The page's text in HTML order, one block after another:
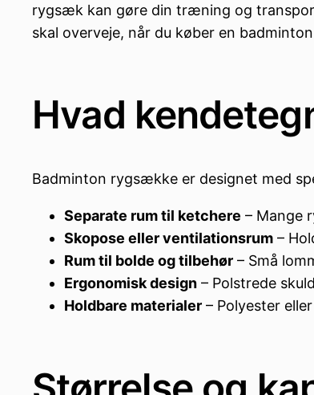
rygsæk kan gøre din træning og
skal overveje, når du køber en
Hvad
Badminton rygsække er designet med
Separate rum til ketchere – Mange
Skopose eller ventilationsrum –
Rum til bolde og tilbehør – Små
Ergonomisk design – Polstrede
Holdbare materialer – Polyester